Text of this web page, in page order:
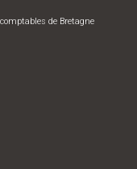
de Bretagne